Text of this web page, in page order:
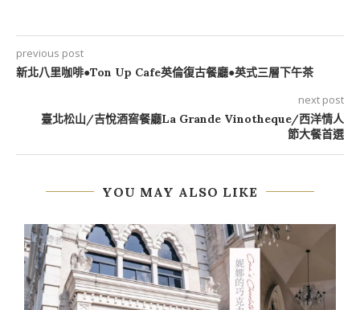
previous post
新北八里咖啡●Ton Up Cafe英倫復古餐廳●英式三層下午茶
next post
臺北松山/吉悅酒窖餐廳La Grande Vinotheque/西洋情人
節大餐首選
YOU MAY ALSO LIKE